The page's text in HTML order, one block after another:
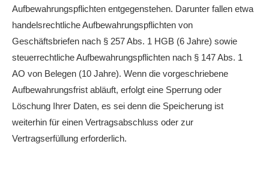
Aufbewahrungspflichten entgegenstehen. Darunter fallen etwa
handelsrechtliche Aufbewahrungspflichten von
Geschäftsbriefen nach § 257 Abs. 1 HGB (6 Jahre) sowie
steuerrechtliche Aufbewahrungspflichten nach § 147 Abs. 1
AO von Belegen (10 Jahre). Wenn die vorgeschriebene
Aufbewahrungsfrist abläuft, erfolgt eine Sperrung oder
Löschung Ihrer Daten, es sei denn die Speicherung ist
weiterhin für einen Vertragsabschluss oder zur
Vertragserfüllung erforderlich.